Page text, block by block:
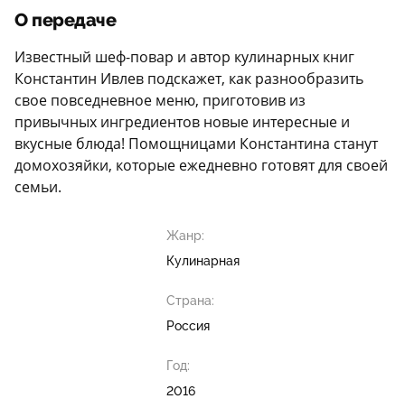
О передаче
Известный шеф-повар и автор кулинарных книг
Константин Ивлев подскажет, как разнообразить
свое повседневное меню, приготовив из
привычных ингредиентов новые интересные и
вкусные блюда! Помощницами Константина станут
домохозяйки, которые ежедневно готовят для своей
семьи.
Жанр:
Кулинарная
Страна:
Россия
Год:
2016